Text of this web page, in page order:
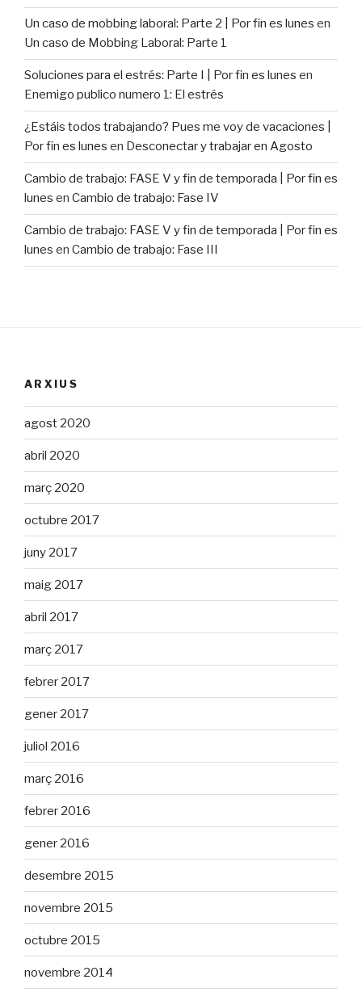
Un caso de mobbing laboral: Parte 2 | Por fin es lunes en
Un caso de Mobbing Laboral: Parte 1
Soluciones para el estrés: Parte I | Por fin es lunes en
Enemigo publico numero 1: El estrés
¿Estáis todos trabajando? Pues me voy de vacaciones |
Por fin es lunes en Desconectar y trabajar en Agosto
Cambio de trabajo: FASE V y fin de temporada | Por fin es
lunes en Cambio de trabajo: Fase IV
Cambio de trabajo: FASE V y fin de temporada | Por fin es
lunes en Cambio de trabajo: Fase III
ARXIUS
agost 2020
abril 2020
març 2020
octubre 2017
juny 2017
maig 2017
abril 2017
març 2017
febrer 2017
gener 2017
juliol 2016
març 2016
febrer 2016
gener 2016
desembre 2015
novembre 2015
octubre 2015
novembre 2014